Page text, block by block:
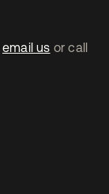
email us or call